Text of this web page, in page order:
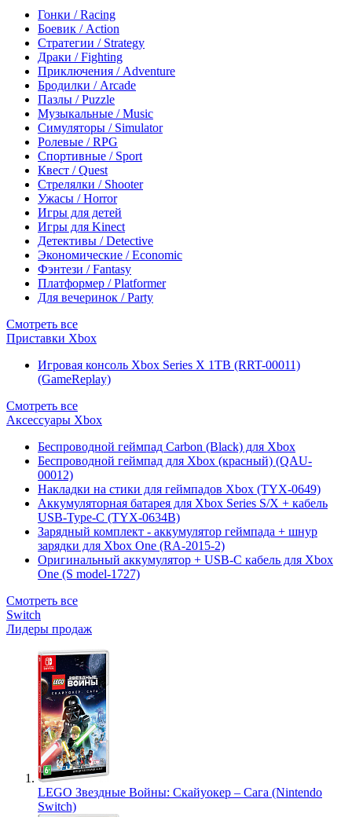
Гонки / Racing
Боевик / Action
Стратегии / Strategy
Драки / Fighting
Приключения / Adventure
Бродилки / Arcade
Пазлы / Puzzle
Музыкальные / Music
Симуляторы / Simulator
Ролевые / RPG
Спортивные / Sport
Квест / Quest
Стрелялки / Shooter
Ужасы / Horror
Игры для детей
Игры для Kinect
Детективы / Detective
Экономические / Economic
Фэнтези / Fantasy
Платформер / Platformer
Для вечеринок / Party
Смотреть все
Приставки Xbox
Игровая консоль Xbox Series X 1TB (RRT-00011)
(GameReplay)
Смотреть все
Аксессуары Xbox
Беспроводной геймпад Carbon (Black) для Xbox
Беспроводной геймпад для Xbox (красный) (QAU-
00012)
Накладки на стики для геймпадов Xbox (TYX-0649)
Аккумуляторная батарея для Xbox Series S/X + кабель
USB-Type-C (TYX-0634B)
Зарядный комплект - аккумулятор геймпада + шнур
зарядки для Xbox One (RA-2015-2)
Оригинальный аккумулятор + USB-C кабель для Xbox
One (S model-1727)
Смотреть все
Switch
Лидеры продаж
LEGO Звездные Войны: Скайуокер – Сага (Nintendo
Switch)